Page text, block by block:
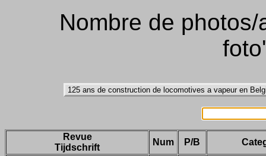
Nombre de
Revue
Tijdschrift
Num P/B